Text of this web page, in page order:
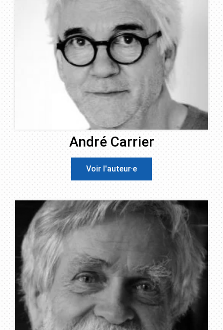
André Carrier
Voir l'auteur·e